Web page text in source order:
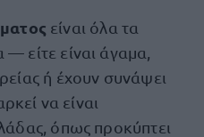
είναι όλα τα
είτε είναι άγαμα,
ή έχουν συνάψει
να είναι
όπως προκύπτει